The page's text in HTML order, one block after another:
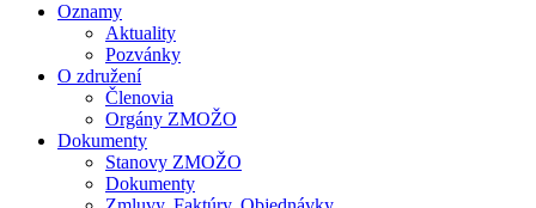
Oznamy
Aktuality
Pozvánky
O združení
Členovia
Orgány ZMOŽO
Dokumenty
Stanovy ZMOŽO
Dokumenty